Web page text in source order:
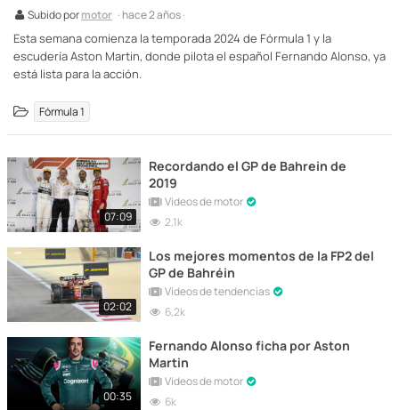
Subido pormotor · hace 2 años ·
Esta semana comienza la temporada 2024 de Fórmula 1 y la
escudería Aston Martin, donde pilota el español Fernando Alonso, ya
está lista para la acción.
Fórmula 1
07:09
Recordando el GP de Bahrein de
2019
Vídeos de motor
2,1k
02:02
Los mejores momentos de la FP2 del
GP de Bahréin
Vídeos de tendencias
6,2k
00:35
Fernando Alonso ficha por Aston
Martin
Vídeos de motor
6k